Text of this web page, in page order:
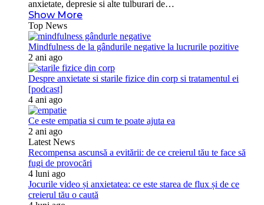
anxietate, depresie si alte tulburari de…
Show More
Top News
Mindfulness de la gândurile negative la lucrurile pozitive
2 ani ago
Despre anxietate si starile fizice din corp si tratamentul ei
[podcast]
4 ani ago
Ce este empatia si cum te poate ajuta ea
2 ani ago
Latest News
Recompensa ascunsă a evitării: de ce creierul tău te face să
fugi de provocări
4 luni ago
Jocurile video și anxietatea: ce este starea de flux și de ce
creierul tău o caută